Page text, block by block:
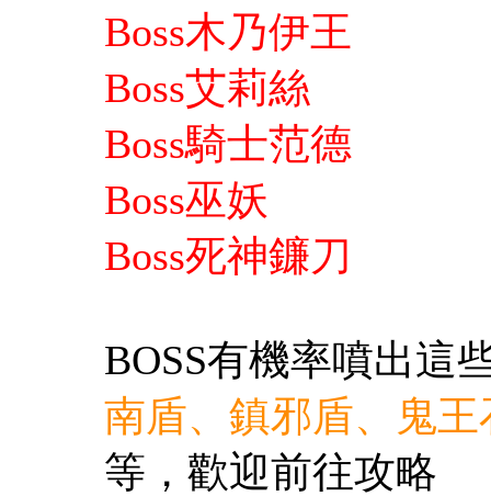
Boss木乃伊王
Boss艾莉絲
Boss騎士范德
Boss巫妖
Boss死神鐮刀
BOSS有機率噴出這
南盾、鎮邪盾、鬼
等，歡迎前往攻略